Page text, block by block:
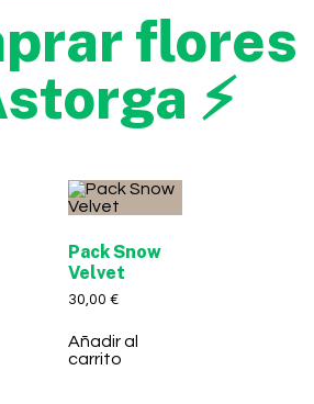
flores
⚡
Pack Snow
Velvet
30,00 €
Añadir al
carrito